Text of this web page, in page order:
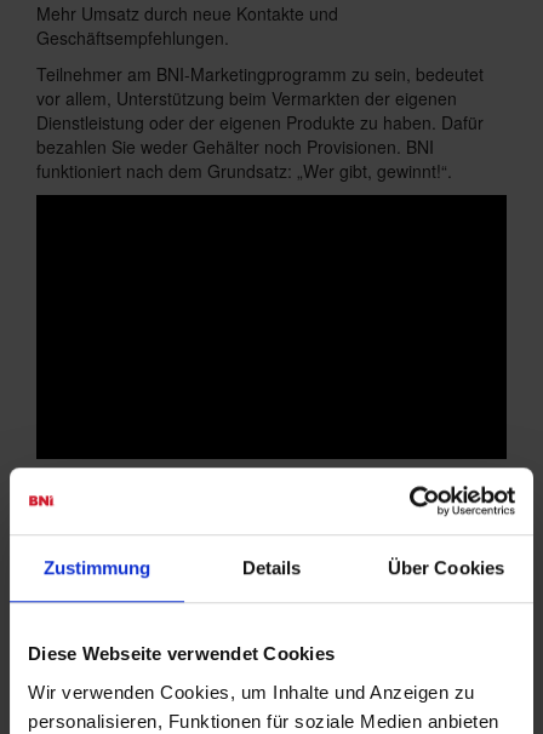
Zustimmung Details Über Cookies
Diese Webseite verwendet Cookies
Wir verwenden Cookies, um Inhalte und Anzeigen zu
personalisieren, Funktionen für soziale Medien anbieten
Mehr Umsatz durch neue Kontakte und
Geschäftsempfehlungen.
Teilnehmer am BNI-Marketingprogramm zu sein, bedeutet
vor allem, Unterstützung beim Vermarkten der eigenen
Dienstleistung oder der eigenen Produkte zu haben. Dafür
bezahlen Sie weder Gehälter noch Provisionen. BNI
funktioniert nach dem Grundsatz: „Wer gibt, gewinnt!“.
Interessiert, ein Chapter in Ihrer
Umgebung zu finden?
Lernen Sie die Unternehmer eines Chapters persönlich
kennen und heben Sie Ihre Netzwerkaktivitäten auf die
nächste Stufe.